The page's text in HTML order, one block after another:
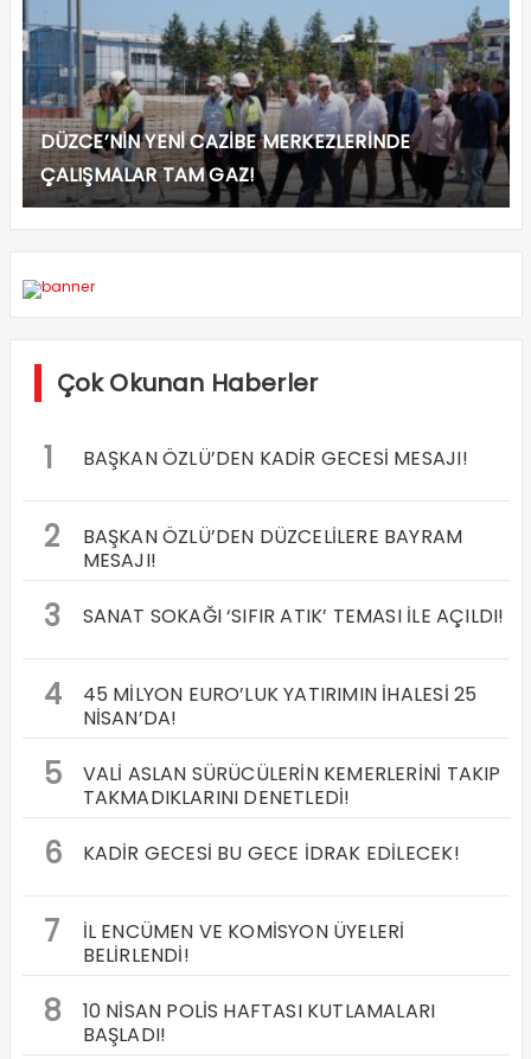
DÜZCE’NİN YENİ CAZİBE MERKEZLERİNDE
ÇALIŞMALAR TAM GAZ!
Çok Okunan Haberler
1 BAŞKAN ÖZLÜ’DEN KADİR GECESİ MESAJI!
2
BAŞKAN ÖZLÜ’DEN DÜZCELİLERE BAYRAM
MESAJI!
3 SANAT SOKAĞI ‘SIFIR ATIK’ TEMASI İLE AÇILDI!
4
45 MİLYON EURO’LUK YATIRIMIN İHALESİ 25
NİSAN’DA!
5
VALİ ASLAN SÜRÜCÜLERİN KEMERLERİNİ TAKIP
TAKMADIKLARINI DENETLEDİ!
6 KADİR GECESİ BU GECE İDRAK EDİLECEK!
7
İL ENCÜMEN VE KOMİSYON ÜYELERİ
BELİRLENDİ!
8
10 NİSAN POLİS HAFTASI KUTLAMALARI
BAŞLADI!